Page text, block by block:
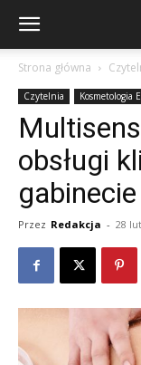
Strona główna
Czytelnia Kosmetologia
obsługi
Przez Redakcja - 28